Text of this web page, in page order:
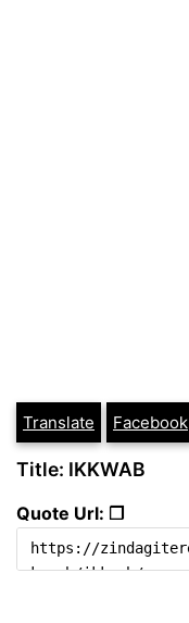
Translate Facebook
Title: IKKWAB
Quote Url: ❐